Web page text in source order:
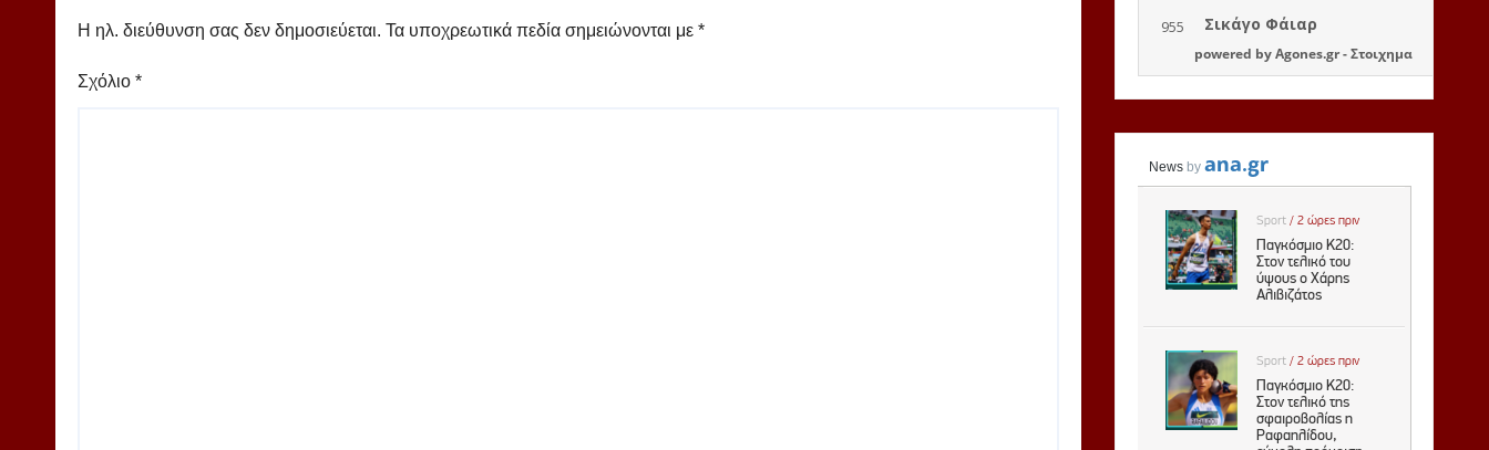
Η ηλ. διεύθυνση σας δεν δημοσιεύεται. Τα υποχρεωτικά πεδία σημειώνονται με *
Σχόλιο *
powered byAgones.gr-Στοιχημα